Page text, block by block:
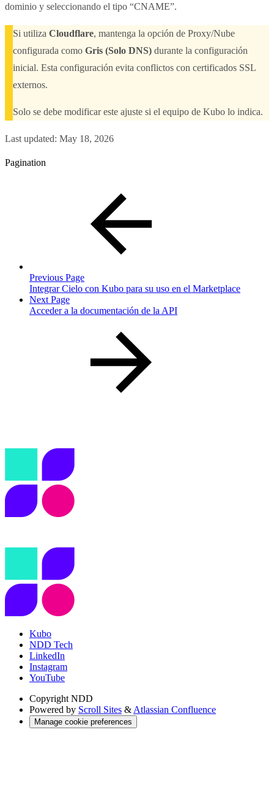
dominio y seleccionando el tipo “CNAME”.
Si utiliza Cloudflare, mantenga la opción de Proxy/Nube
configurada como Gris (Solo DNS)durante la configuración
inicial. Esta configuración evita conflictos con certificados SSL
externos.
Solo se debe modificar este ajuste si el equipo de Kubo lo indica.
Last updated: May 18, 2026
Pagination
Previous Page
Integrar Cielo con Kubo para su uso en el Marketplace
Next Page
Acceder a la documentación de la API
Kubo
NDD Tech
LinkedIn
Instagram
YouTube
Copyright NDD
Powered by Scroll Sites & Atlassian Confluence
Manage cookie preferences